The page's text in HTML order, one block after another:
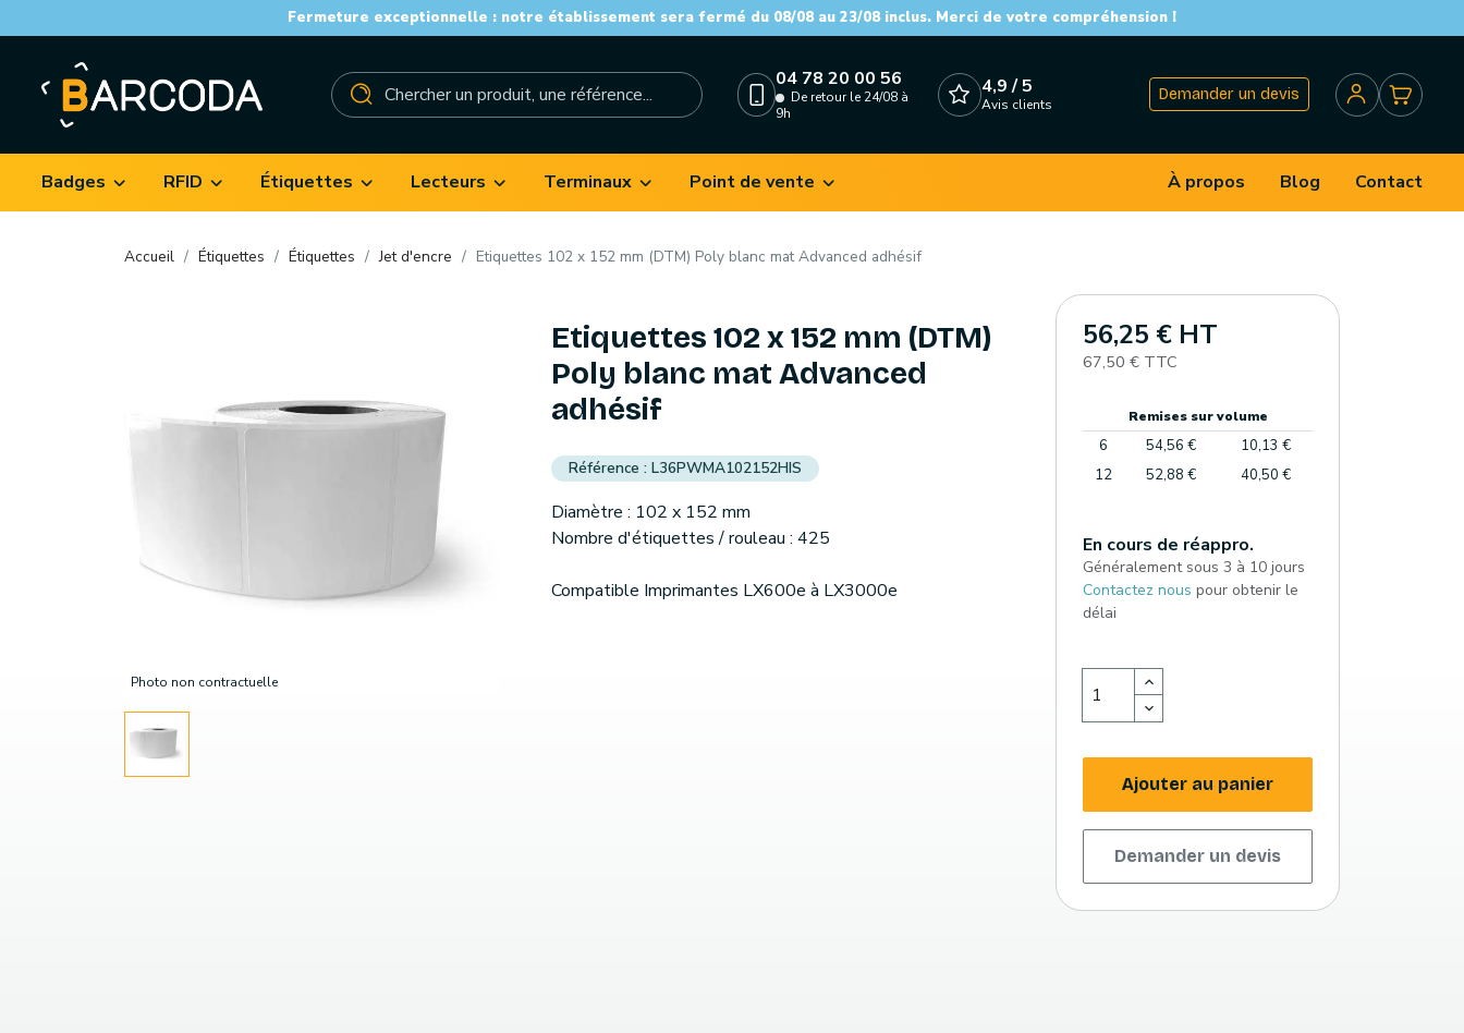
Fermeture exceptionnelle : notre établissement sera fermé du 08/08 au 23/08 inclus. Merci de votre compréhension !
04 78 20 00 56
De retour le 24/08 à
9h
4,9 / 5
Avis clients
Demander un devis
Badges RFID Étiquettes Lecteurs Terminaux Point de vente À propos Blog Contact
Accueil Étiquettes Étiquettes Jet d'encre Etiquettes 102 x 152 mm (DTM) Poly blanc mat Advanced adhésif
Photo non contractuelle
Etiquettes 102 x 152 mm (DTM)
Poly blanc mat Advanced
adhésif
L36PWMA102152HIS
Diamètre : 102 x 152 mm
Nombre d'étiquettes / rouleau : 425
Compatible Imprimantes LX600e à LX3000e
56,25 € HT
67,50 € TTC
Remises sur volume
6 54,56 €
10,13 €
12
52,88 € 40,50 €
En cours de réappro.
Généralement sous 3 à 10 jours
Contactez nous pour obtenir le
délai
Ajouter au panier
Demander un devis